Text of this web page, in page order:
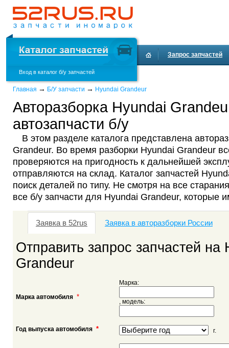
Вход в каталог б/у запчастей
Запрос запчастей
Главная → Б/У запчасти → Hyundai Grandeur
Авторазборка Hyundai
автозапчасти б/у
В этом разделе каталога представлена
Grandeur. Во время разборки Hyundai Grandeur
проверяются на пригодность к дальнейшей
отправляются на склад. Каталог запчастей
поиск деталей по типу. Не смотря на все
все б/у запчасти для Hyundai Grandeur, которые
Заявка в 52rus Заявка в авторазборки России
Отправить запрос запчастей на
Grandeur
Марка автомобиля *
Марка:
, модель:
Год выпуска автомобиля * г.